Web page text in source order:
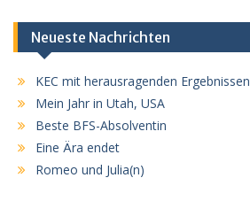
Neueste Nachrichten
KEC mit herausragenden Ergebnissen
Mein Jahr in Utah, USA
Beste BFS-Absolventin
Eine Ära endet
Romeo und Julia(n)